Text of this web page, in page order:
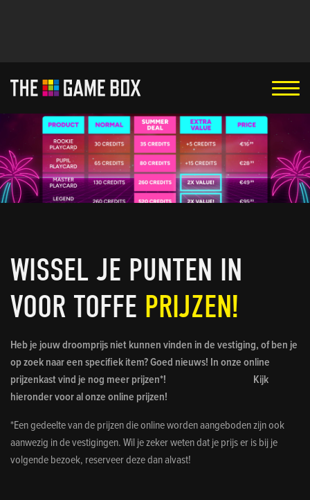
WISSEL JE PUNTEN IN
VOOR TOFFE PRIJZEN!
Heb je jouw droomprijs niet kunnen vinden in de vestiging, of ben je
op zoek naar een specifiek item? Goed nieuws! In onze online
prijzenkast vind je nog meer prijzen*! Kijk
hieronder voor al onze online prijzen!
*Een gedeelte van de prijzen die online worden aangeboden zijn ook
aanwezig in de vestigingen. Wil je zeker weten dat je prijs er is bij je
volgende bezoek, reserveer deze dan alvast!